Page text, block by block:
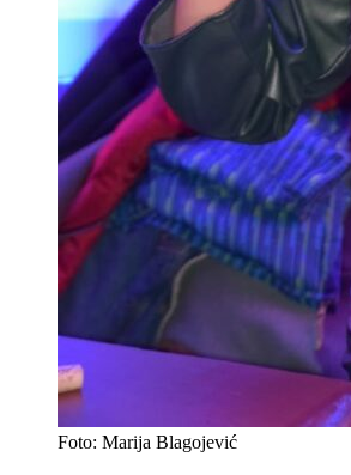
Foto: Marija Blagojević